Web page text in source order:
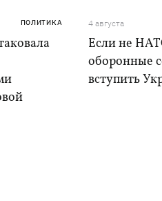
ПОЛИТИКА 4 августа
Если не
оборонные
вступить